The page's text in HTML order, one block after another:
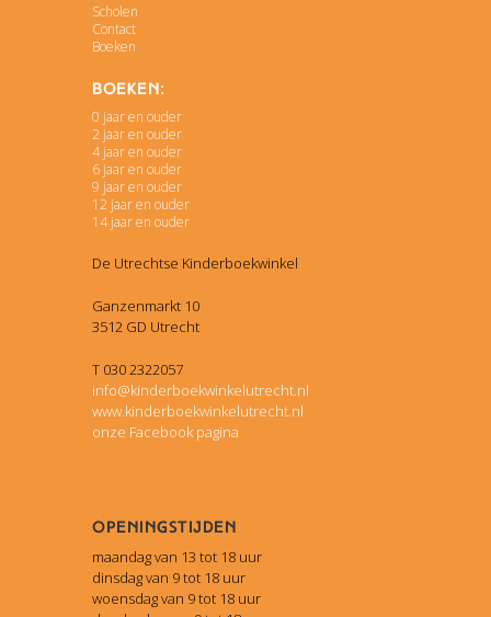
Scholen
Contact
Boeken
Boeken:
0 jaar en ouder
2 jaar en ouder
4 jaar en ouder
6 jaar en ouder
9 jaar en ouder
12 jaar en ouder
14 jaar en ouder
De Utrechtse Kinderboekwinkel
Ganzenmarkt 10
3512 GD Utrecht
T 030 2322057
info@kinderboekwinkelutrecht.nl
www.kinderboekwinkelutrecht.nl
onze Facebook pagina
Openingstijden
maandag van 13 tot 18 uur
dinsdag van 9 tot 18 uur
woensdag van 9 tot 18 uur